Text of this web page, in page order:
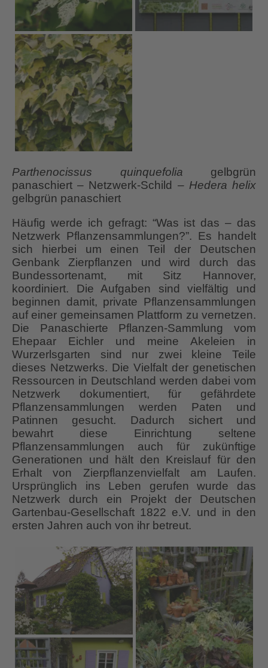
Parthenocissus quinquefolia gelbgrün
panaschiert – Netzwerk-Schild – Hedera helix
gelbgrün panaschiert
Häufig werde ich gefragt: “Was ist das – das
Netzwerk Pflanzensammlungen?”. Es handelt
sich hierbei um einen Teil der Deutschen
Genbank Zierpflanzen und wird durch das
Bundessortenamt, mit Sitz Hannover,
koordiniert. Die Aufgaben sind vielfältig und
beginnen damit, private Pflanzensammlungen
auf einer gemeinsamen Plattform zu vernetzen.
Die Panaschierte Pflanzen-Sammlung vom
Ehepaar Eichler und meine Akeleien in
Wurzerlsgarten sind nur zwei kleine Teile
dieses Netzwerks. Die Vielfalt der genetischen
Ressourcen in Deutschland werden dabei vom
Netzwerk dokumentiert, für gefährdete
Pflanzensammlungen werden Paten und
Patinnen gesucht. Dadurch sichert und
bewahrt diese Einrichtung seltene
Pflanzensammlungen auch für zukünftige
Generationen und hält den Kreislauf für den
Erhalt von Zierpflanzenvielfalt am Laufen.
Ursprünglich ins Leben gerufen wurde das
Netzwerk durch ein Projekt der Deutschen
Gartenbau-Gesellschaft 1822 e.V. und in den
ersten Jahren auch von ihr betreut.